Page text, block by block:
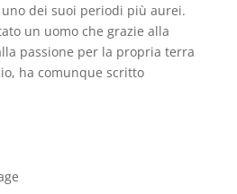
dei suoi periodi più aurei.
un uomo che grazie alla
passione per la propria terra
ha comunque scritto